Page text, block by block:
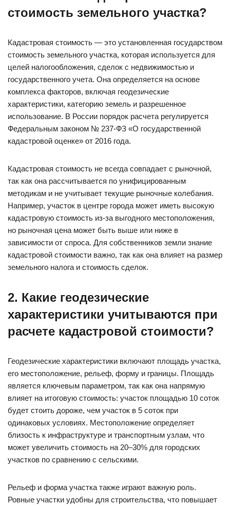
стоимость земельного участка?
Кадастровая стоимость — это установленная государством
стоимость земельного участка, которая используется для
целей налогообложения, сделок с недвижимостью и
государственного учета. Она определяется на основе
комплекса факторов, включая геодезические
характеристики, категорию земель и разрешенное
использование. В России порядок расчета регулируется
Федеральным законом № 237-ФЗ «О государственной
кадастровой оценке» от 2016 года.
Кадастровая стоимость не всегда совпадает с рыночной,
так как она рассчитывается по унифицированным
методикам и не учитывает текущие рыночные колебания.
Например, участок в центре города может иметь высокую
кадастровую стоимость из-за выгодного местоположения,
но рыночная цена может быть выше или ниже в
зависимости от спроса. Для собственников земли знание
кадастровой стоимости важно, так как она влияет на размер
земельного налога и стоимость сделок.
2. Какие геодезические
характеристики учитываются при
расчете кадастровой стоимости?
Геодезические характеристики включают площадь участка,
его местоположение, рельеф, форму и границы. Площадь
является ключевым параметром, так как она напрямую
влияет на итоговую стоимость: участок площадью 10 соток
будет стоить дороже, чем участок в 5 соток при
одинаковых условиях. Местоположение определяет
близость к инфраструктуре и транспортным узлам, что
может увеличить стоимость на 20–30% для городских
участков по сравнению с сельскими.
Рельеф и форма участка также играют важную роль.
Ровные участки удобны для строительства, что повышает